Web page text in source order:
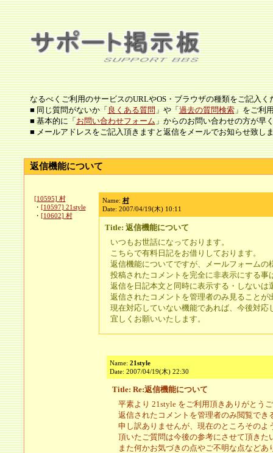
なるべくご利用のサービスのURLやOS・ブラウザの種類をご記入く
■ 同じ質問がないか「良くある質問」や「過去の質問検索」をご利
■ 基本的に「お問い合わせフォーム」からのお問い合わせの方が早
■ メールアドレスをご記入頂きますと返信をメールでお知らせ致し
返信機能について
[10595] 村
・ [10597] 21style
・ [10602] 村
Name: 村
Date: 2007/04/19(木) 10:11
Title: 返信機能について
いつもお世話になっております。
こちらで有料日記をお借りしております。
返信機能についてですが、メールフォームの
投稿されたコメントを完全に非表示にする事
返信を日記本文と同時に表示する・しないは
返信されたコメントを管理者のみ見ること
現在対応していない機能であれば、今後対
宜しくお願いいたします。
Name: 21style
Date: 2007/04/19(木) 22:30
Title: Re:返信機能について
平素より 21style をご利用頂きありがとう
返信されたコメントを管理者のみ閲覧で
申し訳ありませんが、現在のところその
頂いたご質問は今後の参考にさせて頂きた
また何かお気づきの点やご不明な点など